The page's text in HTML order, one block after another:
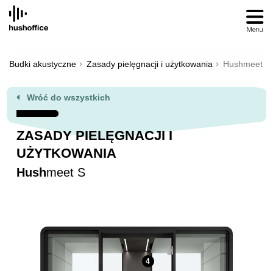
SKIP
CONTENT
Budki akustyczne Zasady pielęgnacji i użytkowania Hushmeet S
Wróć do wszystkich
ZASADY PIELĘGNACJI I
UŻYTKOWANIA
Hushmeet S
4